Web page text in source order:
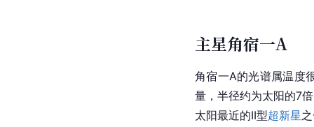
主星角宿一A
角宿一A的光谱属温度
量，半径约为太阳的7
太阳最近的II型超新星